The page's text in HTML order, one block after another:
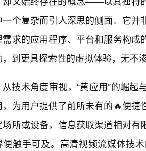
一个复杂而引人深思的侧面。它
需求的应用程序、平台和服务构
，到更具探索性的虚拟体验，无不
从技术角度审视，“黄应用”的崛
，为用户提供了前所未有的🔥便
场所或设备，信息获取渠道相对
便触手可及。高清视频流媒体技